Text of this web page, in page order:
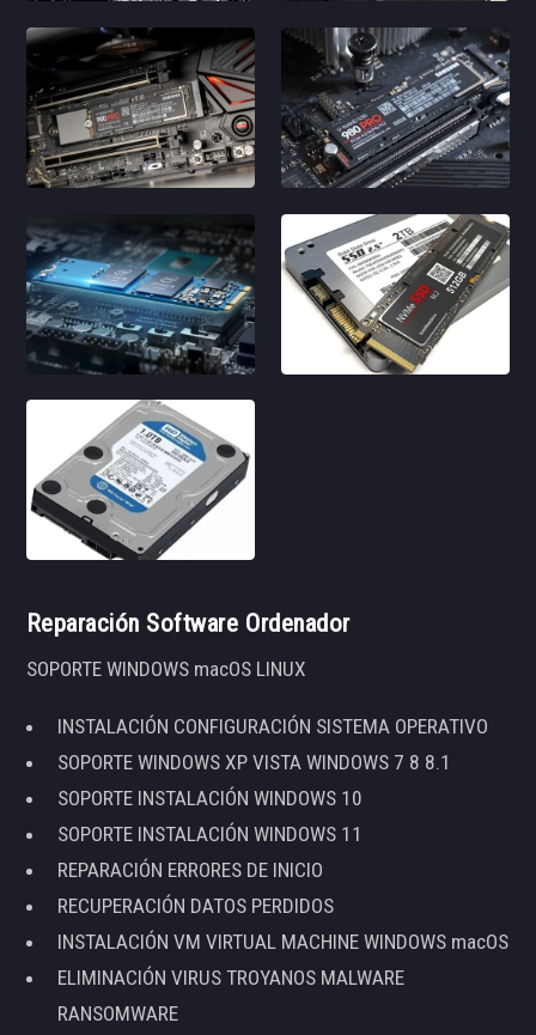
Reparación Software Ordenador
SOPORTE WINDOWS macOS LINUX
INSTALACIÓN CONFIGURACIÓN SISTEMA OPERATIVO
SOPORTE WINDOWS XP VISTA WINDOWS 7 8 8.1
SOPORTE INSTALACIÓN WINDOWS 10
SOPORTE INSTALACIÓN WINDOWS 11
REPARACIÓN ERRORES DE INICIO
RECUPERACIÓN DATOS PERDIDOS
INSTALACIÓN VM VIRTUAL MACHINE WINDOWS macOS
ELIMINACIÓN VIRUS TROYANOS MALWARE
RANSOMWARE